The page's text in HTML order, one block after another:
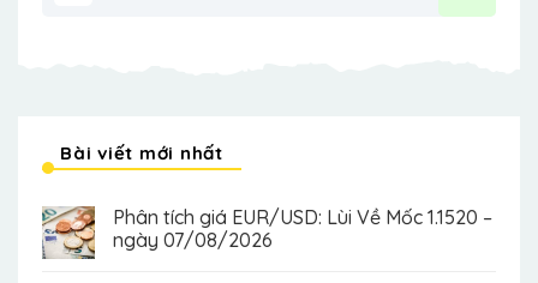
Bài viết mới nhất
Phân tích giá EUR/USD: Lùi Về Mốc 1.1520 –
ngày 07/08/2026